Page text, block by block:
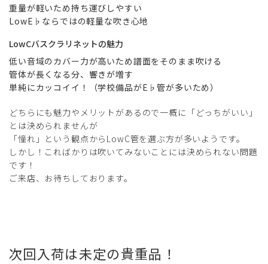
重量が軽いため持ち運びしやすい
LowE♭ならではの軽量な吹き心地
LowCバスクラリネットの魅力
低い音域のカバー力が高いため譜面をそのまま吹ける
管体が長くなる分、響きが増す
単純にカッコイイ！（学校備品がE♭管が多いため）
どちらにも魅力やメリットがあるので一概に「どっちがいい」
とは決められませんが
「憧れ」という観点からLowC管を選ぶ方が多いようです。
しかし！こればかりは吹いてみないことには決められない問題
です！
ご来店、お待ちしております。
次回入荷は未定の貴重品！